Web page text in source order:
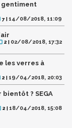
gentiment
7 |14/08/2018, 11:09
2 | 02/08/2018, 17:32
les verres à
2 |19/04/2018, 20:03
? SEGA
2 |18/04/2018, 15:08